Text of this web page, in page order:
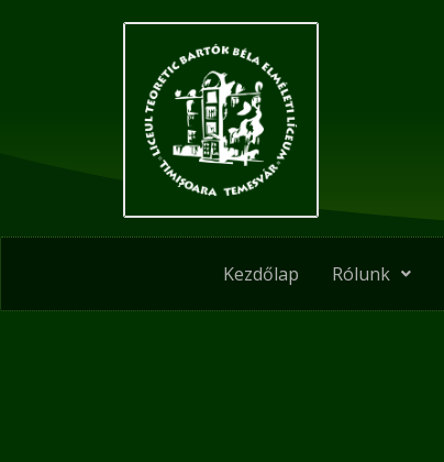
Kezdőlap Rólunk